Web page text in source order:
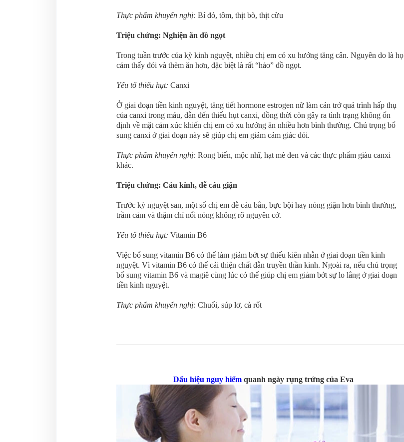
Thực phẩm khuyến nghị: Bí đỏ, tôm, thịt bò, thịt cừu
Triệu chứng: Nghiện ăn đồ ngọt
Trong tuần trước của kỳ kinh nguyệt, nhiều chị em có xu hướng tăng cân. Nguyên do là họ
cảm thấy đói và thèm ăn hơn, đặc biệt là rất “hảo” đồ ngọt.
Yếu tố thiếu hụt: Canxi
Ở giai đoạn tiền kinh nguyệt, tăng tiết hormone estrogen nữ làm cản trở quá trình hấp thụ
của canxi trong máu, dẫn đến thiếu hụt canxi, đồng thời còn gây ra tình trạng không ổn
định về mặt cảm xúc khiến chị em có xu hướng ăn nhiều hơn bình thường. Chú trọng bổ
sung canxi ở giai đoạn này sẽ giúp chị em giảm cảm giác đói.
Thực phẩm khuyến nghị: Rong biển, mộc nhĩ, hạt mè đen và các thực phẩm giàu canxi
khác.
Triệu chứng: Cáu kỉnh, dễ cáu giận
Trước kỳ nguyệt san, một số chị em dễ cáu bẳn, bực bội hay nóng giận hơn bình thường,
trầm cảm và thậm chí nổi nóng không rõ nguyên cớ.
Yếu tố thiếu hụt: Vitamin B6
Việc bổ sung vitamin B6 có thể làm giảm bớt sự thiếu kiên nhẫn ở giai đoạn tiền kinh
nguyệt. Vì vitamin B6 có thể cải thiện chất dẫn truyền thần kinh. Ngoài ra, nếu chú trọng
bổ sung vitamin B6 và magiê cùng lúc có thể giúp chị em giảm bớt sự lo lắng ở giai đoạn
tiền kinh nguyệt.
Thực phẩm khuyến nghị: Chuối, súp lơ, cà rốt
Dấu hiệu nguy hiểm quanh ngày rụng trứng của Eva